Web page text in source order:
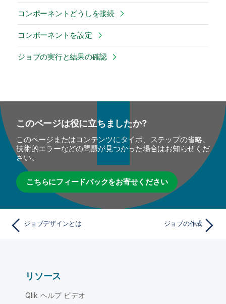
コンポーネントどうしを接続
コンポーネントを設定
ジョブの実行と結果の確認
このページは役に立ちましたか?
このページまたはコンテンツにタイポ、ステップの省略、
技術的エラーなどの問題が見つかった場合はお知らせくだ
さい。
こちらにフィードバックをお寄せください
ジョブデザインとは ジョブの作成
リソース
Qlik ヘルプ ビデオ